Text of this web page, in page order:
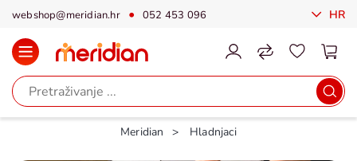
webshop@meridian.hr 052 453 096 HR
Meridian Hladnjaci